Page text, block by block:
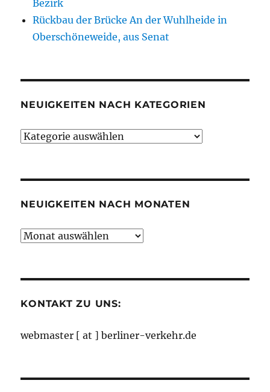
Bezirk
Rückbau der Brücke An der Wuhlheide in
Oberschöneweide, aus Senat
NEUIGKEITEN NACH KATEGORIEN
Neuigkeiten
NEUIGKEITEN NACH MONATEN
Neuigkeiten
KONTAKT ZU UNS:
webmaster [ at ] berliner-verkehr.de